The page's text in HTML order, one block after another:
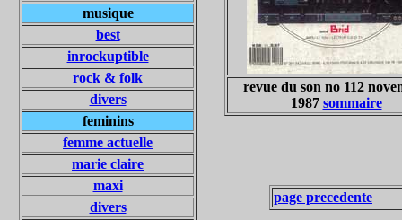
musique
best
inrockuptible
rock & folk
divers
feminins
femme actuelle
marie claire
maxi
divers
revue du son no 112
1987 sommaire
page precedente